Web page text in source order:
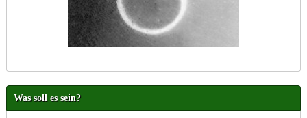
Was soll es sein?